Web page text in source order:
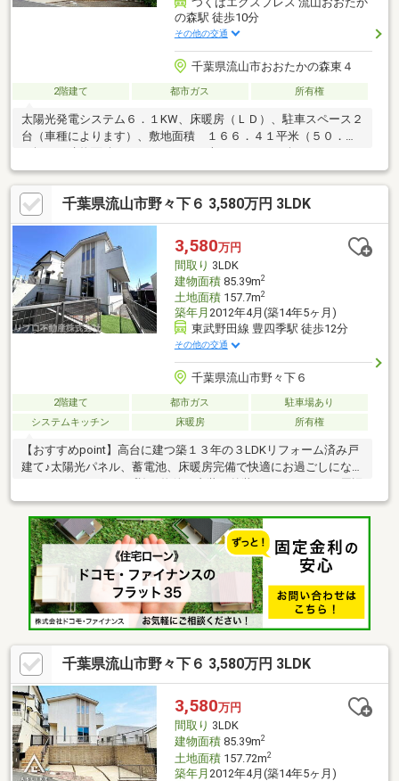
の森駅 徒歩10分
その他の交通
千葉県流山市おおたかの森東４
2階建て 都市ガス 所有権
太陽光発電システム６．１KW、床暖房（ＬＤ）、駐車スペース２
台（車種によります）、敷地面積 １６６．４１平米（５０．３
年築）
千葉県流山市野々下６ 3,580万円 3LDK
3,580万円
間取り 3LDK
建物面積85.39m2
土地面積157.7m2
築年月 2012年4月(築14年5ヶ月)
東武野田線 豊四季駅 徒歩12分
その他の交通
千葉県流山市野々下６
2階建て 都市ガス
駐車場あり
システムキッチン
床暖房 所有権
【おすすめpoint】高台に建つ築１３年の３LDKリフォーム済み戸
建て♪太陽光パネル、蓄電池、床暖房完備で快適にお過ごしになれ
環境はお買い物、お食事、お出かけにも大変便利な立地！ぜひお
気軽にお問い合わせください！【周辺環境】◇流山市立長崎小学
校：徒歩１３分◆流山市立八木中学校：徒歩２４分◇ジャパンミ
ート卸売市場流山店：徒歩４分◆マツモトキヨシ流山野々下店：
徒歩５分◇ガスト柏豊四季店：徒歩１３分
千葉県流山市野々下６ 3,580万円 3LDK
3,580万円
間取り 3LDK
建物面積85.39m2
土地面積157.72m2
築年月 2012年4月(築14年5ヶ月)